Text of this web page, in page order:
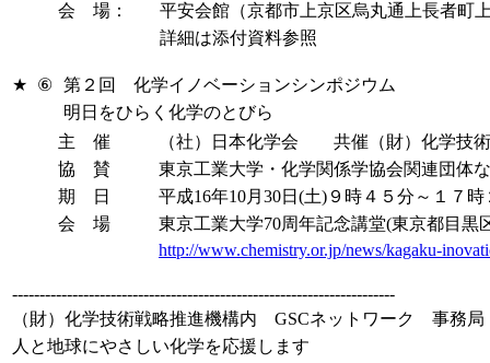
会 場：
平安会館（京都市上京区烏丸通上長者町
詳細は添付資料参照
★ ⑥ 第２回 化学イノベーションシンポジウム
明日をひらく化学のとびら
主 催
（社）日本化学会 共催（財）化学技
協 賛
東京工業大学・化学関係学協会関連団体
期 日
平成16年10月30日(土)９時４５分～１７時
会 場
東京工業大学70周年記念講堂(東京都目黒
http://www.chemistry.or.jp/news/kagaku-
----------------------------------------------------------------------
（財）化学技術戦略推進機構内 GSCネットワーク 事務
人と地球にやさしい化学を応援します